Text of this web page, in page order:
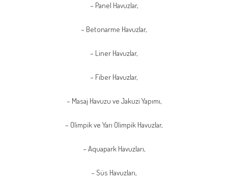
– Panel Havuzlar,
– Betonarme Havuzlar,
– Liner Havuzlar,
– Fiber Havuzlar,
– Masaj Havuzu ve Jakuzi Yapımı,
– Olimpik ve Yarı Olimpik Havuzlar,
– Aquapark Havuzları,
– Süs Havuzları,